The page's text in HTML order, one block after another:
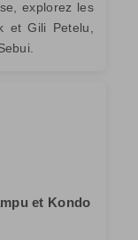
explorez les
et Gili Petelu,
et Kondo